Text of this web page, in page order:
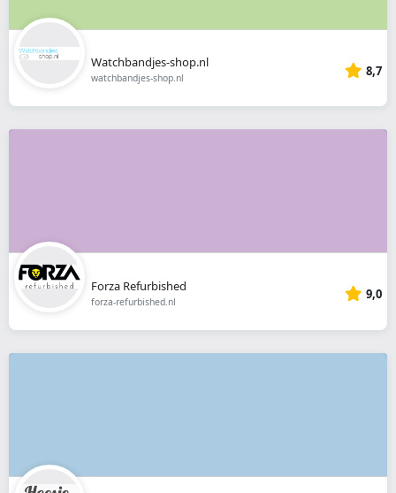
Watchbandjes-shop.nl
watchbandjes-shop.nl 8,7
Forza Refurbished
forza-refurbished.nl 9,0